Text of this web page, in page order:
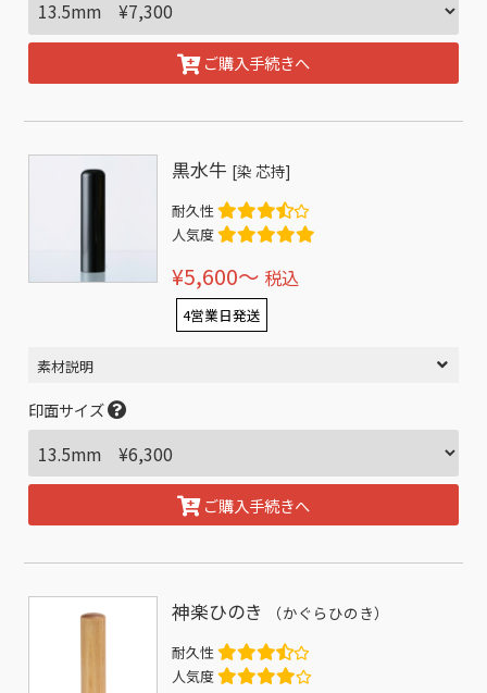
ご購入手続きへ
黒水牛 [染 芯持]
耐久性
人気度
¥5,600〜 税込
4営業日発送
素材説明
印面サイズ
ご購入手続きへ
神楽ひのき （かぐらひのき）
耐久性
人気度